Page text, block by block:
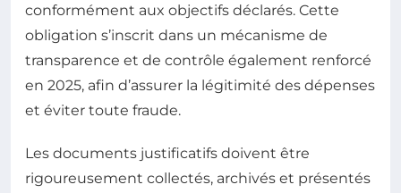
conformément aux objectifs déclarés. Cette
obligation s’inscrit dans un mécanisme de
transparence et de contrôle également renforcé
en 2025, afin d’assurer la légitimité des dépenses
et éviter toute fraude.
Les documents justificatifs doivent être
rigoureusement collectés, archivés et présentés